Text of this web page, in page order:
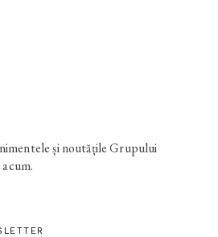
și noutățile Grupului